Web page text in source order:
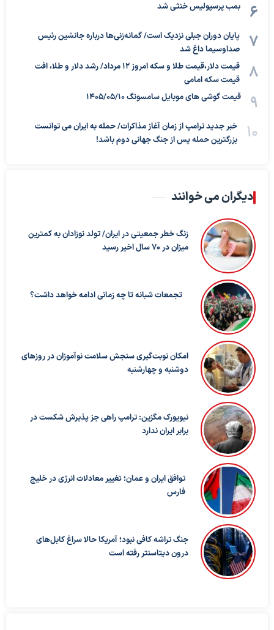
بمب پرسپولیس خنثی شد
پایان دوران جبلی نزدیک است/ گمانه‌زنی‌ها درباره جانشین رئیس
صداوسیما داغ شد
قیمت دلار،قیمت طلا و سکه امروز ۱۲ مرداد/ رشد دلار و طلا، افت
قیمت سکه امامی
قیمت گوشی های موبایل سامسونگ 1405/05/10
خبر جدید ترامپ از زمان آغاز مذاکرات/ حمله به ایران می توانست
بزرگترین حمله پس از جنگ جهانی دوم باشد!
دیگران می خوانند
زنگ خطر جمعیتی در ایران/ تولد نوزادان به کمترین
میزان در ۷۰ سال اخیر رسید
تجمعات شبانه تا چه زمانی ادامه خواهد داشت؟
امکان نوبت‌گیری سنجش سلامت نوآموزان در روزهای
دوشنبه و چهارشنبه
نیویورک مگزین: ترامپ راهی جز پذیرش شکست در
برابر ایران ندارد
توافق ایران و عمان؛ تغییر معادلات انرژی در خلیج
فارس
جنگ تراشه کافی نبود؛ آمریکا حالا سراغ کابل‌های
درون دیتاسنتر رفته است